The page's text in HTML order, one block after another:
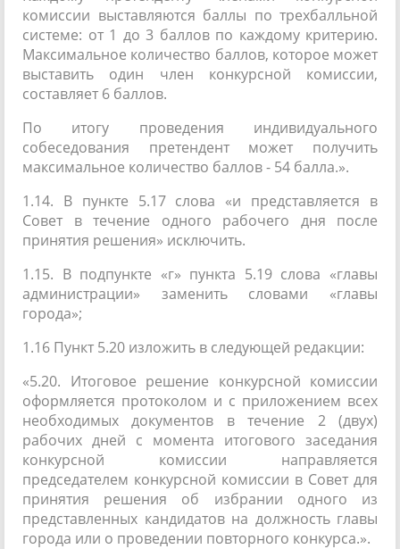
комиссии выставляются баллы по трехбалльной
системе: от 1 до 3 баллов по каждому критерию.
Максимальное количество баллов, которое может
выставить один член конкурсной комиссии,
составляет 6 баллов.
По итогу проведения индивидуального
собеседования претендент может получить
максимальное количество баллов - 54 балла.».
1.14. В пункте 5.17 слова «и представляется в
Совет в течение одного рабочего дня после
принятия решения» исключить.
1.15. В подпункте «г» пункта 5.19 слова «главы
администрации» заменить словами «главы
города»;
1.16 Пункт 5.20 изложить в следующей редакции:
«5.20. Итоговое решение конкурсной комиссии
оформляется протоколом и с приложением всех
необходимых документов в течение 2 (двух)
рабочих дней с момента итогового заседания
конкурсной комиссии направляется
председателем конкурсной комиссии в Совет для
принятия решения об избрании одного из
представленных кандидатов на должность главы
города или о проведении повторного конкурса.».